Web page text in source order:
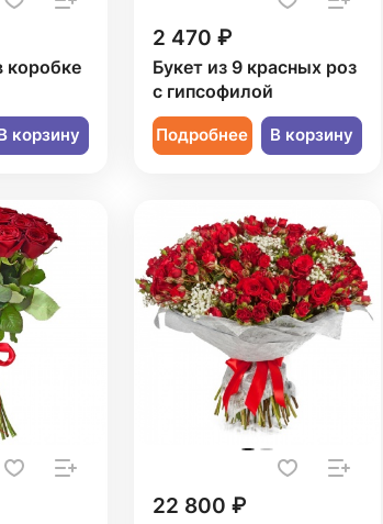
коробке
корзину
2 470 ₽
Букет из 9 красных роз
с гипсофилой
Подробнее В корзину
22 800 ₽